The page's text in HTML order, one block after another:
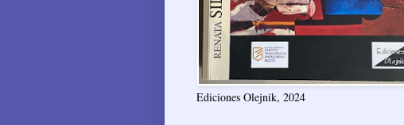
Ediciones Olejnik, 2024